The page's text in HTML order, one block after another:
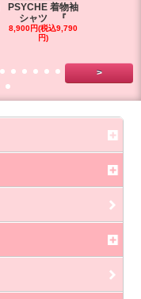
PSYCHE 着物袖
シャツ 『
8,900円(税込9,790
円)
>